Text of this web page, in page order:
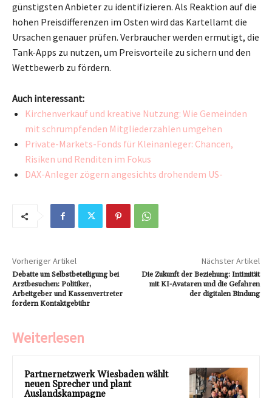
günstigsten Anbieter zu identifizieren. Als Reaktion auf die
hohen Preisdifferenzen im Osten wird das Kartellamt die
Ursachen genauer prüfen. Verbraucher werden ermutigt, die
Tank-Apps zu nutzen, um Preisvorteile zu sichern und den
Wettbewerb zu fördern.
Auch interessant:
Kirchenverkauf und kreative Nutzung: Wie Gemeinden
mit schrumpfenden Mitgliederzahlen umgehen
Private-Markets-Fonds für Kleinanleger: Chancen,
Risiken und Renditen im Fokus
DAX-Anleger zögern angesichts drohendem US-
Vorheriger Artikel
Debatte um Selbstbeteiligung bei
Arztbesuchen: Politiker,
Arbeitgeber und Kassenvertreter
fordern Kontaktgebühr
Nächster Artikel
Die Zukunft der Beziehung: Intimität
mit KI-Avataren und die Gefahren
der digitalen Bindung
Weiterlesen
Partnernetzwerk Wiesbaden wählt
neuen Sprecher und plant
Auslandskampagne